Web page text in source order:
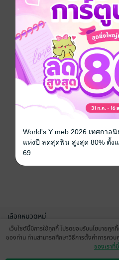
เลือกหมวดหมู่
บริการช่วยเหลือ
เว็บไซต์นี้มีการใช้คุกกี้ โปรดยอมรับนโยบายคุ
ของท่าน ท่านสามารถศึกษาวิธีการตั้งค่าการคว
ของเราที่นี่
World's Y meb 2026 เทศกาล
แห่งปี ลดสุดฟิน สูงสุด 80% ตั้ง
69